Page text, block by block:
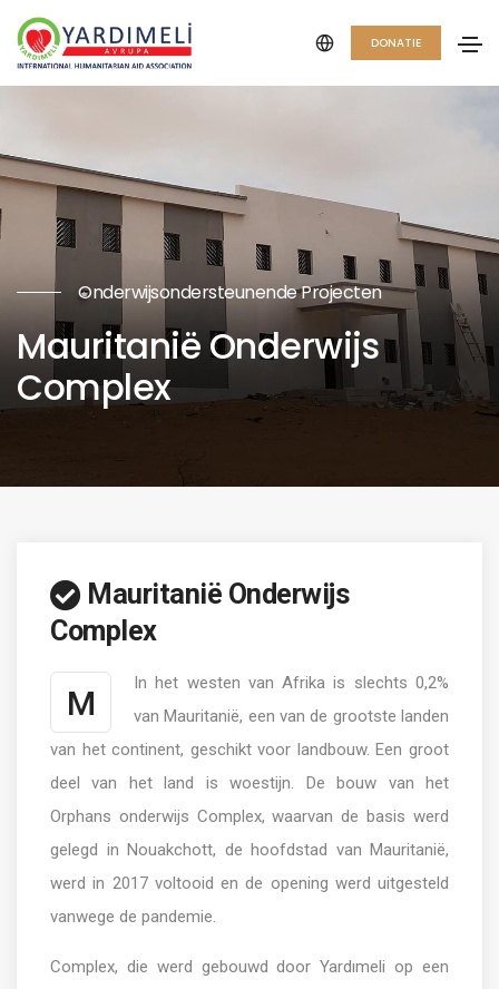
DONATIE
Onderwijsondersteunende Projecten
Mauritanië Onderwijs
Complex
Mauritanië Onderwijs
Complex
M
In het westen van Afrika is slechts 0,2%
van Mauritanië, een van de grootste landen
van het continent, geschikt voor landbouw. Een groot
deel van het land is woestijn. De bouw van het
Orphans onderwijs Complex, waarvan de basis werd
gelegd in Nouakchott, de hoofdstad van Mauritanië,
werd in 2017 voltooid en de opening werd uitgesteld
vanwege de pandemie.
Complex, die werd gebouwd door Yardımeli op een